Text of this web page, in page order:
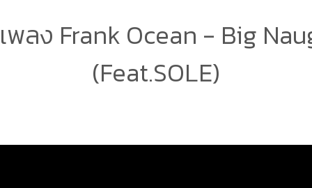
พลง Frank Ocean - Big
(Feat.SOLE)